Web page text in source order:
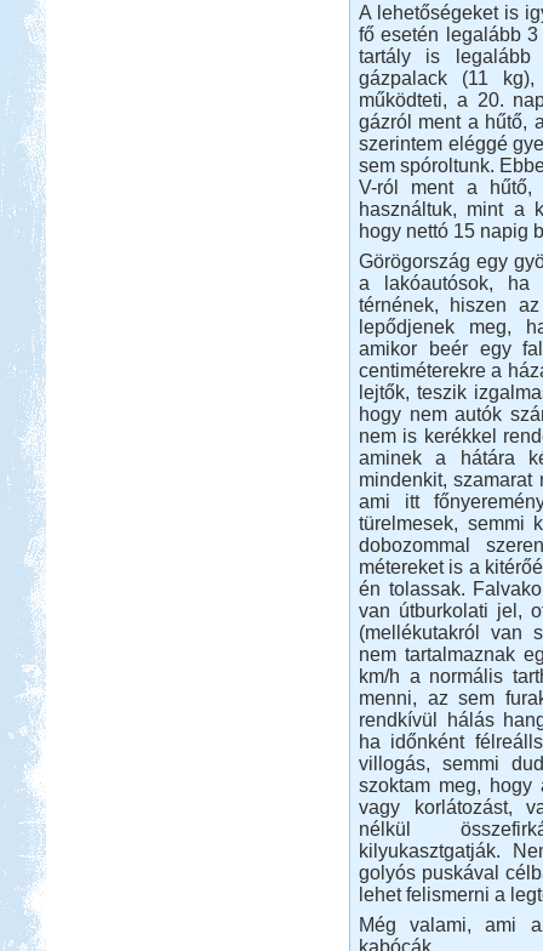
A lehetőségeket is
fő esetén legalább
tartály is
gázpalack (11
működteti, a 20.
gázról ment a hűtő,
szerintem eléggé
sem spóroltunk.
V-ról ment a hűtő,
használtuk, mint a
hogy nettó 15 napig
Görögország egy
a lakóautósok, ha
térnének, hiszen
lepődjenek meg,
amikor beér egy
centiméterekre a
lejtők, teszik
hogy nem autók
nem is kerékkel
aminek a hátára
mindenkit, szamarat
ami itt
türelmesek, semmi
dobozommal
métereket is a
én tolassak.
van útburkolati jel,
(mellékutakról van
nem tartalmaznak
km/h a normális
menni, az sem
rendkívül hálás
ha időnként
villogás, semmi
szoktam meg,
vagy korlátozást,
nélkül
kilyukasztgatják.
golyós puskával
lehet felismerni a
Még valami, ami
kabócák.